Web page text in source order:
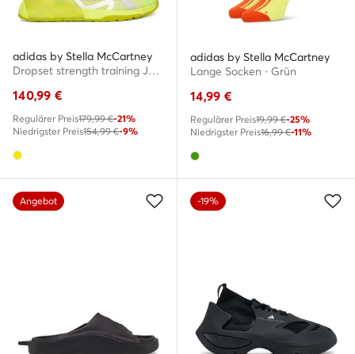
adidas by Stella McCartney
Dropset strength training JQ1593 · Fitnessschuhe
140,99 €
Regulärer Preis179,99 €-21%
Niedrigster Preis154,99 €-9%
adidas by Stella McCartney
Lange Socken · Grün
14,99 €
Regulärer Preis19,99 €-25%
Niedrigster Preis16,99 €-11%
Angebot -19%